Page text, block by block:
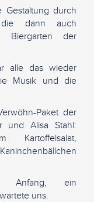
Gestaltung durch
dann auch
Biergarten der
alle das wieder
Musik und die
Paket der
und Alisa Stahl:
Kartoffelsalat,
ein
uns.